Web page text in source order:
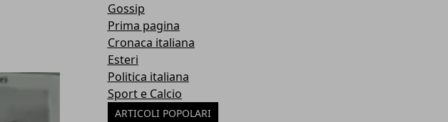
Gossip
Prima pagina
Cronaca italiana
Esteri
Politica italiana
Sport e Calcio
ARTICOLI POPOLARI